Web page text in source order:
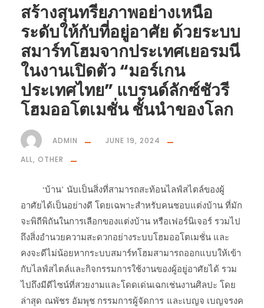
สร้างสุนทรียภาพอย่างเหนือ
ระดับให้กับที่อยู่อาศัย ด้วยระบบ
สมาร์ทโฮมจากประเทศเยอรมนี
ในงานเปิดตัว “มอร์เกน
ประเทศไทย” แบรนด์ลักซ์ชัวรี
โฮมออโตเมชั่น ชั้นนำของโลก
ADMIN
JUNE 19, 2024
ALL, OTHER
‘บ้าน’ นับเป็นสิ่งที่สามารถสะท้อนไลฟ์สไตล์ของผู้
อาศัยได้เป็นอย่างดี โดยเฉพาะสำหรับคนชอบแต่งบ้าน ที่มัก
จะพิถีพิถันในการเลือกของแต่งบ้าน หรือเฟอร์นิเจอร์ รวมไป
ถึงสิ่งอำนวยความสะดวกอย่างระบบโฮมออโตเมชั่น และ
คงจะดีไม่น้อยหากระบบสมาร์ทโฮมสามารถออกแบบให้เข้า
กับไลฟ์สไตล์และกิจกรรมการใช้งานของผู้อยู่อาศัยได้ รวม
ไปถึงมีดีไซน์ที่สวยงามและโดดเด่นเฉกเช่นงานศิลปะ โดย
ล่าสุด ณพัชร อัมพุช กรรมการผู้จัดการ และเบญจ เบญจรงค